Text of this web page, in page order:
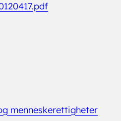
menneskerettigheter